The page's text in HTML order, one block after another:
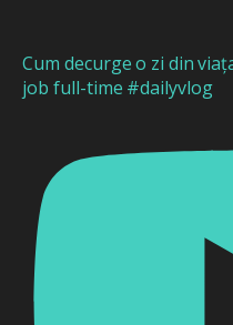
Cum decurge o zi din
job full-time #dailyvlog